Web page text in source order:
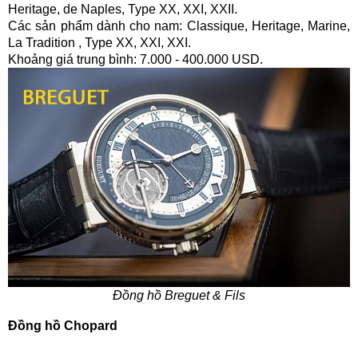
Heritage, de Naples, Type XX, XXI, XXII.
Các sản phẩm dành cho nam: Classique, Heritage, Marine,
La Tradition , Type XX, XXI, XXI.
Khoảng giá trung bình: 7.000 - 400.000 USD.
Đồng hồ Breguet & Fils
Đồng hồ Chopard